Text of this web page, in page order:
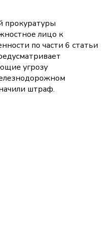
прокуратуры
лицо к
по части 6 статьи
угрозу
штраф.